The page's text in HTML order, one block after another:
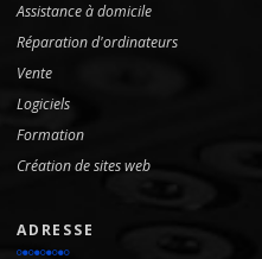
Assistance à domicile
Réparation d'ordinateurs
Vente
Logiciels
Formation
Création de sites web
ADRESSE